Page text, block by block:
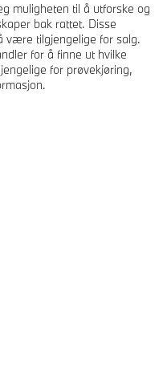
muligheten til å utforske og
bak rattet. Disse
være tilgjengelige for salg.
for å finne ut hvilke
for prøvekjøring,